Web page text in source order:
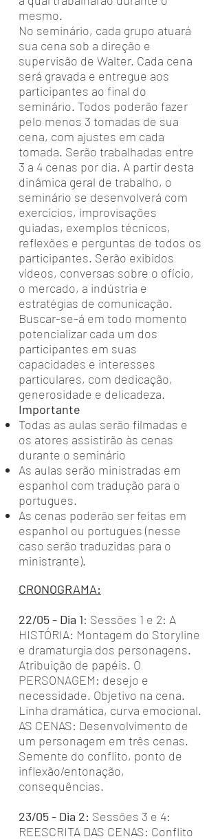
mesmo.
No seminário, cada grupo atuará
sua cena sob a direção e
supervisão de Walter. Cada cena
será gravada e entregue aos
participantes ao final do
seminário. Todos poderão fazer
pelo menos 3 tomadas de sua
cena, com ajustes em cada
tomada. Serão trabalhadas entre
3 a 4 cenas por dia. A partir desta
dinâmica geral de trabalho, o
seminário se desenvolverá com
exercícios, improvisações
guiadas, exemplos técnicos,
reflexões e perguntas de todos os
participantes. Serão exibidos
vídeos, conversas sobre o ofício,
o mercado, a indústria e
estratégias de comunicação.
Buscar-se-á em todo momento
potencializar cada um dos
participantes em suas
capacidades e interesses
particulares, com dedicação,
generosidade e delicadeza.
Importante
Todas as aulas serão filmadas e
os atores assistirão às cenas
durante o seminário
As aulas serão ministradas em
espanhol com tradução para o
portugues.
As cenas poderão ser feitas em
espanhol ou portugues (nesse
caso serão traduzidas para o
ministrante).
CRONOGRAMA:
22/05 - Dia 1: Sessões 1 e 2: A
HISTÓRIA: Montagem do Storyline
e dramaturgia dos personagens.
Atribuição de papéis. O
PERSONAGEM: desejo e
necessidade. Objetivo na cena.
Linha dramática, curva emocional.
AS CENAS: Desenvolvimento de
um personagem em três cenas.
Semente do conflito, ponto de
inflexão/entonação,
consequências.
23/05 - Dia 2: Sessões 3 e 4:
REESCRITA DAS CENAS: Conflito